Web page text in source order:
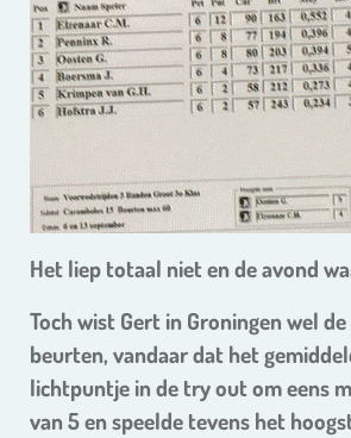
Het liep totaal niet en de avond
Toch wist Gert in Groningen wel
beurten, vandaar dat het
lichtpuntje in de try out om eens
van 5 en speelde tevens het